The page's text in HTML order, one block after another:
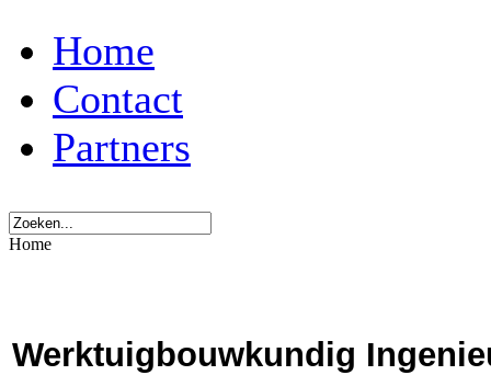
Home
Contact
Partners
Home
Werktuigbouwkundig